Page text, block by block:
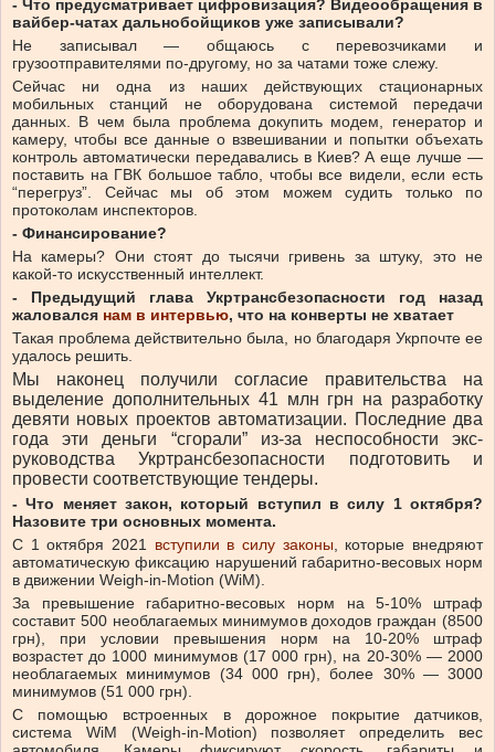
- Что предусматривает цифровизация? Видеообращения в
вайбер-чатах дальнобойщиков уже записывали?
Не записывал — общаюсь с перевозчиками и
грузоотправителями по-другому, но за чатами тоже слежу.
Сейчас ни одна из наших действующих стационарных
мобильных станций не оборудована системой передачи
данных. В чем была проблема докупить модем, генератор и
камеру, чтобы все данные о взвешивании и попытки объехать
контроль автоматически передавались в Киев? А еще лучше —
поставить на ГВК большое табло, чтобы все видели, если есть
“перегруз”. Сейчас мы об этом можем судить только по
протоколам инспекторов.
- Финансирование?
На камеры? Они стоят до тысячи гривень за штуку, это не
какой-то искусственный интеллект.
- Предыдущий глава Укртрансбезопасности год назад
жаловался нам в интервью, что на конверты не хватает
Такая проблема действительно была, но благодаря Укрпочте ее
удалось решить.
Мы наконец получили согласие правительства на
выделение дополнительных 41 млн грн на разработку
девяти новых проектов автоматизации. Последние два
года эти деньги “сгорали” из-за неспособности экс-
руководства Укртрансбезопасности подготовить и
провести соответствующие тендеры.
- Что меняет закон, который вступил в силу 1 октября?
Назовите три основных момента.
С 1 октября 2021 вступили в силу законы, которые внедряют
автоматическую фиксацию нарушений габаритно-весовых норм
в движении Weigh-in-Motion (WiM).
За превышение габаритно-весовых норм на 5-10% штраф
составит 500 необлагаемых минимумов доходов граждан (8500
грн), при условии превышения норм на 10-20% штраф
возрастет до 1000 минимумов (17 000 грн), на 20-30% — 2000
необлагаемых минимумов (34 000 грн), более 30% — 3000
минимумов (51 000 грн).
С помощью встроенных в дорожное покрытие датчиков,
система WiM (Weigh-in-Motion) позволяет определить вес